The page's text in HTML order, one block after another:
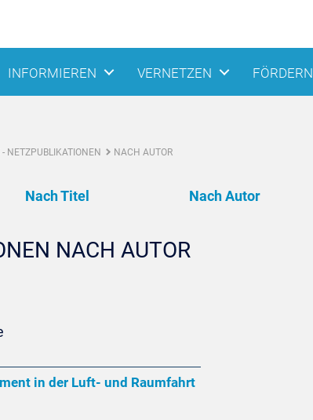
INFORMIEREN VERNETZEN FÖRDERN
NETZPUBLIKATIONEN NACH AUTOR
Nach Titel Nach Autor
NACH AUTOR
in der Luft- und Raumfahrt